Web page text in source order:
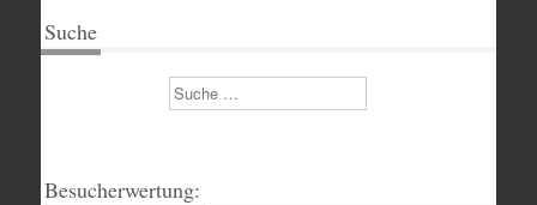
Suche
Suchen
Besucherwertung: